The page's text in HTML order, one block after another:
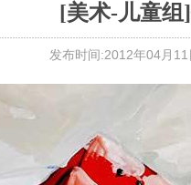
[美术-儿童组
发布时间:2012年04月